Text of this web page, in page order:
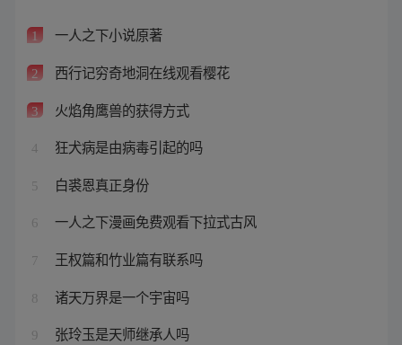
1 一人之下小说原著
2 西行记穷奇地洞在线观看樱花
3 火焰角鹰兽的获得方式
4 狂犬病是由病毒引起的吗
5 白裘恩真正身份
6 一人之下漫画免费观看下拉式古风
7 王权篇和竹业篇有联系吗
8 诸天万界是一个宇宙吗
9 张玲玉是天师继承人吗